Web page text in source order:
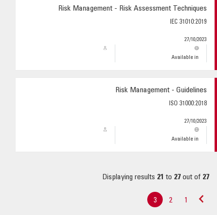
Risk Management - Risk Assessment Techniques
IEC 31010:2019
27/10/2023
Available in
Risk Management - Guidelines
ISO 31000:2018
27/10/2023
Available in
Displaying results 21 to 27 out of 27
1
2
3